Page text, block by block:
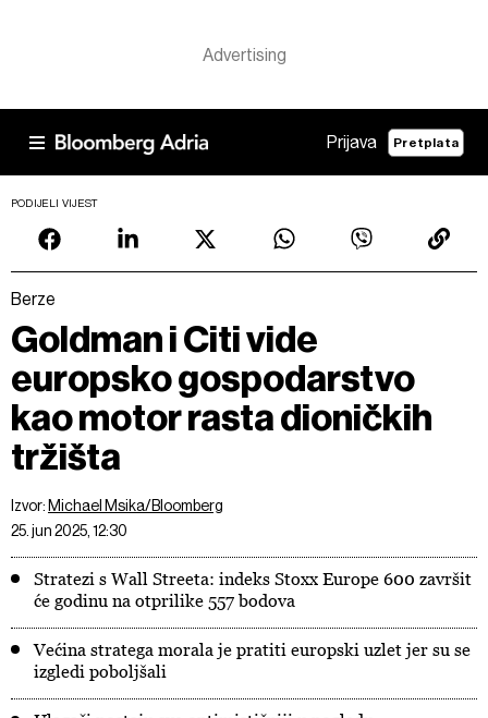
Prijava Pretplata
PODIJELI VIJEST
Berze
Goldman i Citi vide
europsko gospodarstvo
kao motor rasta dioničkih
tržišta
Izvor: Michael Msika/Bloomberg
25. jun 2025, 12:30
Stratezi s Wall Streeta: indeks Stoxx Europe 600 završit
će godinu na otprilike 557 bodova
Većina stratega morala je pratiti europski uzlet jer su se
izgledi poboljšali